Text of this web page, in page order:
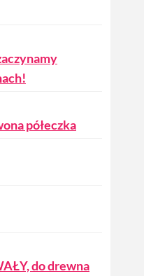
półeczka
do drewna